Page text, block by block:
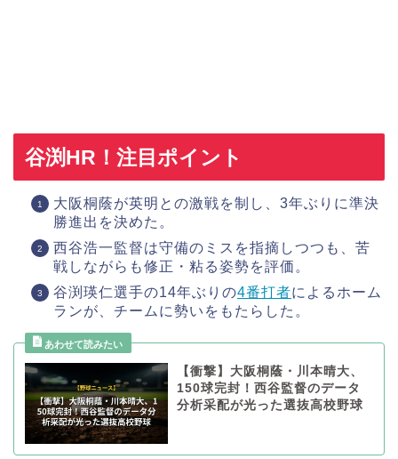
谷渕HR！注目ポイント
大阪桐蔭が英明との激戦を制し、3年ぶりに準決
勝進出を決めた。
西谷浩一監督は守備のミスを指摘しつつも、苦
戦しながらも修正・粘る姿勢を評価。
谷渕瑛仁選手の14年ぶりの4番打者によるホーム
ランが、チームに勢いをもたらした。
【衝撃】大阪桐蔭・川本晴大、
150球完封！西谷監督のデータ
分析采配が光った選抜高校野球